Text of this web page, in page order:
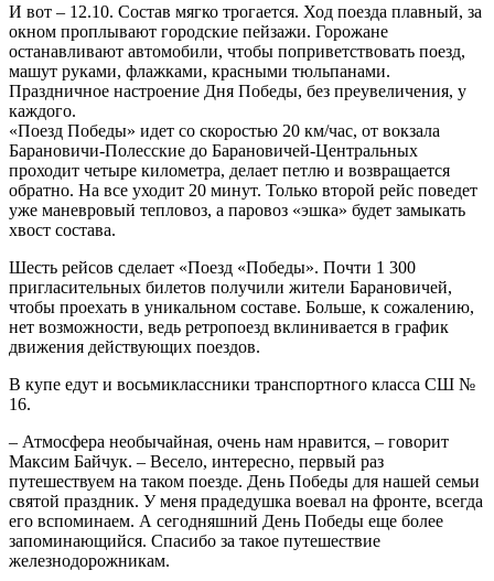
И вот – 12.10. Состав мягко трогается. Ход поезда плавный, за
окном проплывают городские пейзажи. Горожане
останавливают автомобили, чтобы поприветствовать поезд,
машут руками, флажками, красными тюльпанами.
Праздничное настроение Дня Победы, без преувеличения, у
каждого.
«Поезд Победы» идет со скоростью 20 км/час, от вокзала
Барановичи-Полесские до Барановичей-Центральных
проходит четыре километра, делает петлю и возвращается
обратно. На все уходит 20 минут. Только второй рейс поведет
уже маневровый тепловоз, а паровоз «эшка» будет замыкать
хвост состава.
Шесть рейсов сделает «Поезд «Победы». Почти 1 300
пригласительных билетов получили жители Барановичей,
чтобы проехать в уникальном составе. Больше, к сожалению,
нет возможности, ведь ретропоезд вклинивается в график
движения действующих поездов.
В купе едут и восьмиклассники транспортного класса СШ №
16.
– Атмосфера необычайная, очень нам нравится, – говорит
Максим Байчук. – Весело, интересно, первый раз
путешествуем на таком поезде. День Победы для нашей семьи
святой праздник. У меня прадедушка воевал на фронте, всегда
его вспоминаем. А сегодняшний День Победы еще более
запоминающийся. Спасибо за такое путешествие
железнодорожникам.